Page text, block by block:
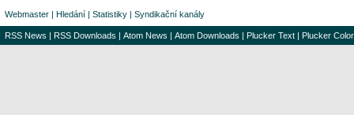
Webmaster | Hledání | Statistiky | Syndikační kanály
RSS News | RSS Downloads | Atom News | Atom Downloads | Plucker Text | Plucker Color